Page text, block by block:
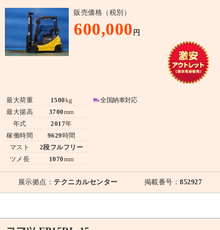
販売価格（税別）
600,000 円
最大荷重
最大揚高
年式
稼働時間
マスト
ツメ長
1500kg
3700mm
2017年
9629時間
2段フルフリー
1070mm
全国納車対応
展示拠点： テクニカルセンター 掲載番号：852927